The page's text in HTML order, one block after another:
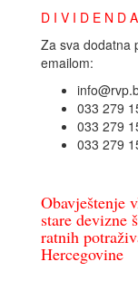
D I V I D E N D A
Za sva dodatna
emailom:
033 279
033 279
033 279
Obavještenje
stare devizne
ratnih
Hercegovine